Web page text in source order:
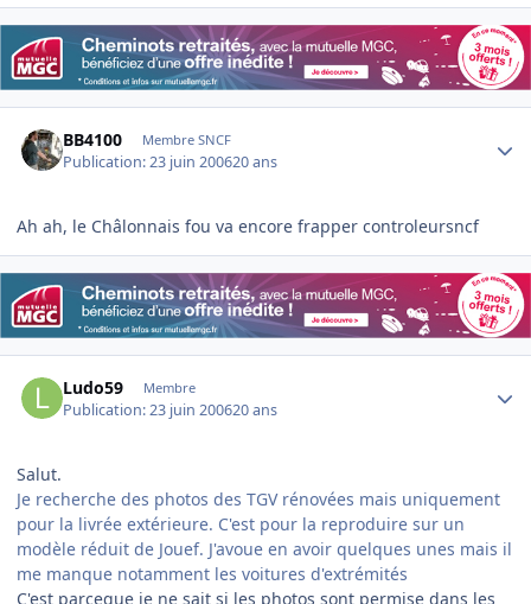
BB4100 Membre SNCF
Publication:23 juin 200620 ans
Ah ah, le Châlonnais fou va encore frapper controleursncf
Ludo59 Membre
Publication:23 juin 200620 ans
Salut.
Je recherche des photos des TGV rénovées mais uniquement
pour la livrée extérieure. C'est pour la reproduire sur un
modèle réduit de Jouef. J'avoue en avoir quelques unes mais il
me manque notamment les voitures d'extrémités
C'est parceque je ne sait si les photos sont permise dans les